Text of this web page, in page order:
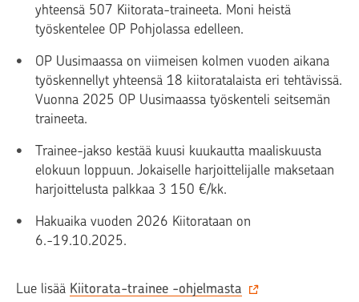
yhteensä 507 Kiitorata-traineeta. Moni heistä
työskentelee OP Pohjolassa edelleen.
OP Uusimaassa on viimeisen kolmen vuoden aikana
työskennellyt yhteensä 18 kiitoratalaista eri tehtävissä.
Vuonna 2025 OP Uusimaassa työskenteli seitsemän
traineeta.
Trainee-jakso kestää kuusi kuukautta maaliskuusta
elokuun loppuun. Jokaiselle harjoittelijalle maksetaan
harjoittelusta palkkaa 3 150 €/kk.
Hakuaika vuoden 2026 Kiitorataan on
6.-19.10.2025.
Lue lisää Kiitorata-trainee -ohjelmasta